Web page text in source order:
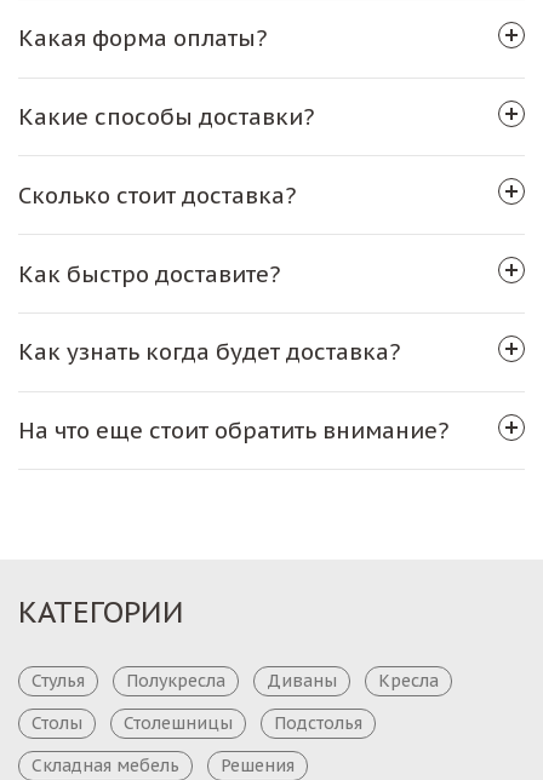
Какая форма оплаты?
Какие способы доставки?
Сколько стоит доставка?
Как быстро доставите?
Как узнать когда будет доставка?
На что еще стоит обратить внимание?
КАТЕГОРИИ
Стулья Полукресла Диваны
Кресла
Столы
Столешницы
Подстолья
Складная мебель
Решения